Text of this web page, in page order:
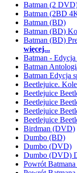
Batman (2
Batman (2BD
Batman (BD)
Batman (BD)
Batman (BD)
więcej...
Batman -
Batman
Batman Edycja
Beetlejuice.
Beetlejuice
Beetlejuice
Beetlejuice
Beetlejuice
Birdman (DVD)
Dumbo (BD)
Dumbo (DVD)
Dumbo (DVD)
Powrót